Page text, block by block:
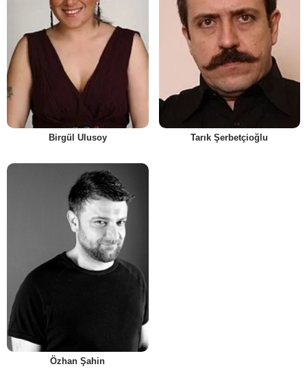
Birgül Ulusoy Tarık Şerbetçioğlu
Özhan Şahin